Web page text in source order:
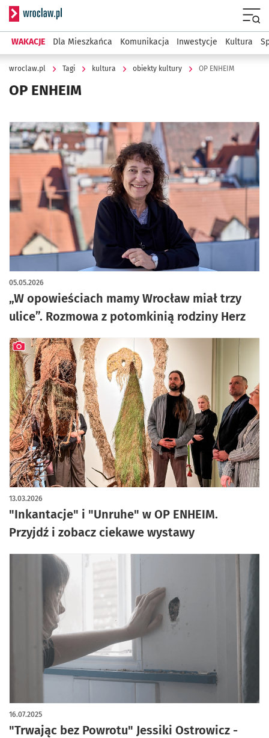
Serwis informacyjny wroclaw.pl
WAKACJE Dla Mieszkańca Komunikacja Inwestycje Kultura
wroclaw.pl Tagi kultura obiekty kultury OP ENHEIM
OP ENHEIM
„W opowieściach mamy Wrocław miał trzy
ulice”. Rozmowa z potomkinią rodziny Herz
05.05.2026
"Inkantacje" i "Unruhe" w OP ENHEIM.
Przyjdź i zobacz ciekawe wystawy
13.03.2026
artykuł z galerią zdjęć
"Trwając bez Powrotu" Jessiki Ostrowicz -
16.07.2025